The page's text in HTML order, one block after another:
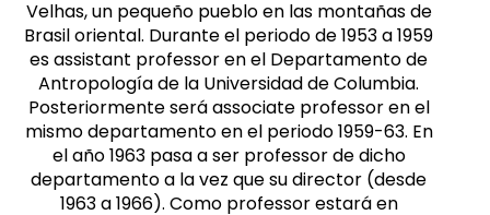
Velhas, un pequeño pueblo en las montañas de
Brasil oriental. Durante el periodo de 1953 a 1959
es assistant professor en el Departamento de
Antropología de la Universidad de Columbia.
Posteriormente será associate professor en el
mismo departamento en el periodo 1959-63. En
el año 1963 pasa a ser professor de dicho
departamento a la vez que su director (desde
1963 a 1966). Como professor estará en